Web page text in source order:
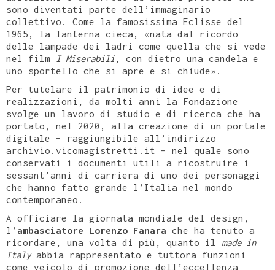
sono diventati parte dell’immaginario
collettivo. Come la famosissima Eclisse del
1965, la lanterna cieca, «nata dal ricordo
delle lampade dei ladri come quella che si vede
nel film
I Miserabili, con dietro una candela e
uno sportello che si apre e si chiude».
Per tutelare il patrimonio di idee e di
realizzazioni, da molti anni la Fondazione
svolge un lavoro di studio e di ricerca che ha
portato, nel 2020, alla creazione di un portale
digitale – raggiungibile all’indirizzo
archivio.vicomagistretti.it – nel quale sono
conservati i documenti utili a ricostruire i
sessant’anni di carriera di uno dei personaggi
che hanno fatto grande l’Italia nel mondo
contemporaneo.
A officiare la giornata mondiale del design,
l’ ambasciatore Lorenzo Fanara che ha tenuto a
ricordare, una volta di più, quanto il made in
Italyabbia rappresentato e tuttora funzioni
come veicolo di promozione dell’eccellenza